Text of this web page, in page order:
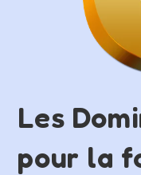
Les
pour la